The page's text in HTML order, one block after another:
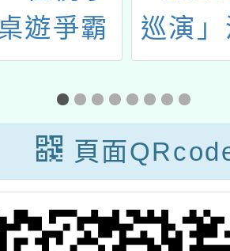
遊爭霸
！」競
海報、辦
名流程各
份
巡演
相
頁面